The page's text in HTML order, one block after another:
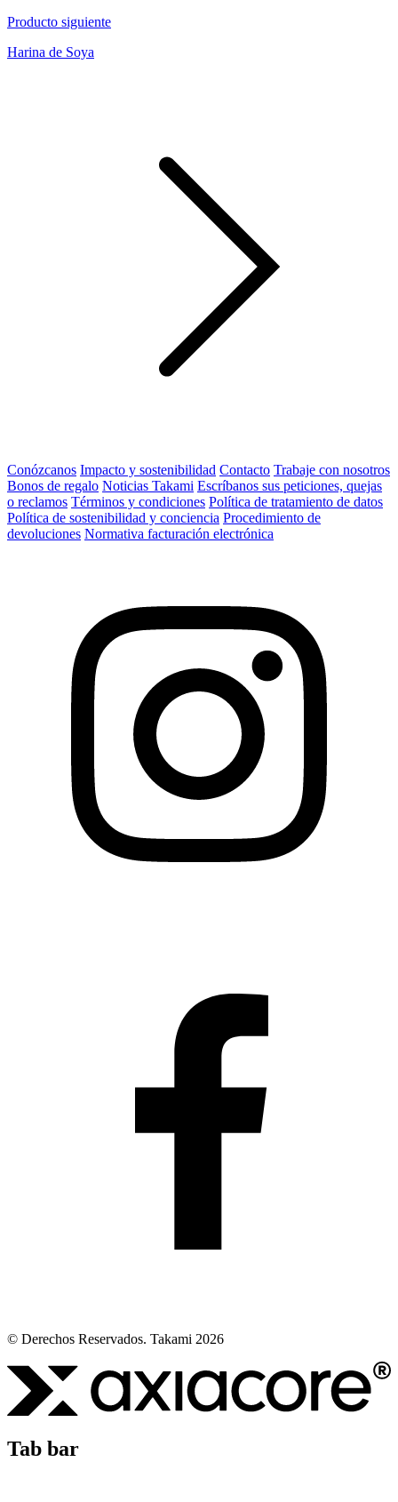
Producto siguiente
Harina de Soya
Conózcanos Impacto y sostenibilidad Contacto Trabaje con nosotros
Bonos de regalo Noticias Takami Escríbanos sus peticiones, quejas
o reclamos Términos y condiciones Política de tratamiento de datos
Política de sostenibilidad y conciencia Procedimiento de
devoluciones Normativa facturación electrónica
© Derechos Reservados. Takami 2026
Tab bar